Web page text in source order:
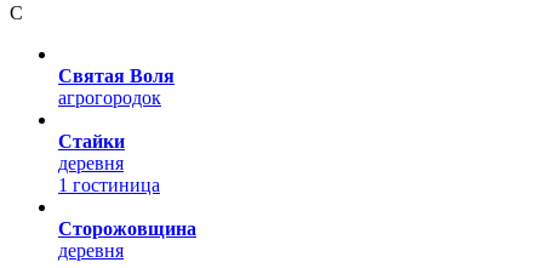
С
Святая Воля
агрогородок
Стайки
деревня
1 гостиница
Сторожовщина
деревня